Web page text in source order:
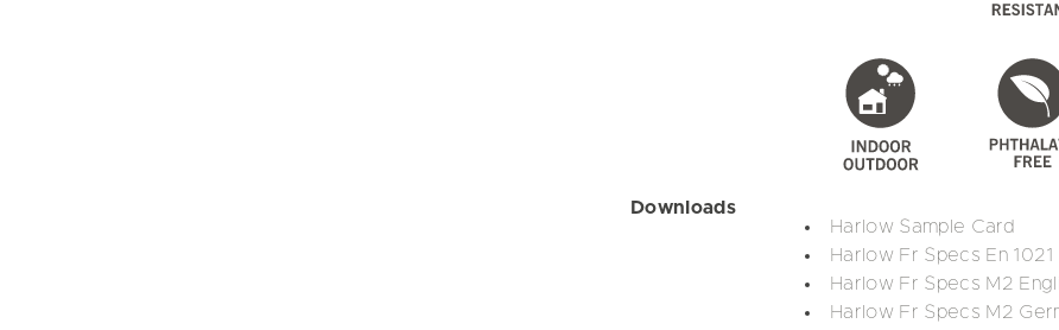
Downloads
Harlow Sample Card
Harlow Fr Specs En 1021
Harlow Fr Specs M2
Harlow Fr Specs M2